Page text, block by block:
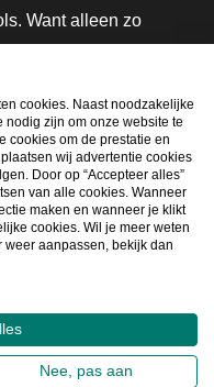
Want alleen zo
mee en maak
cookies. Naast noodzakelijke
zijn om onze website te
cookies om de prestatie en
wij advertentie cookies
Door op “Accepteer alles”
van alle cookies. Wanneer
maken en wanneer je klikt
cookies. Wil je meer weten
aanpassen, bekijk dan
Nee, pas aan